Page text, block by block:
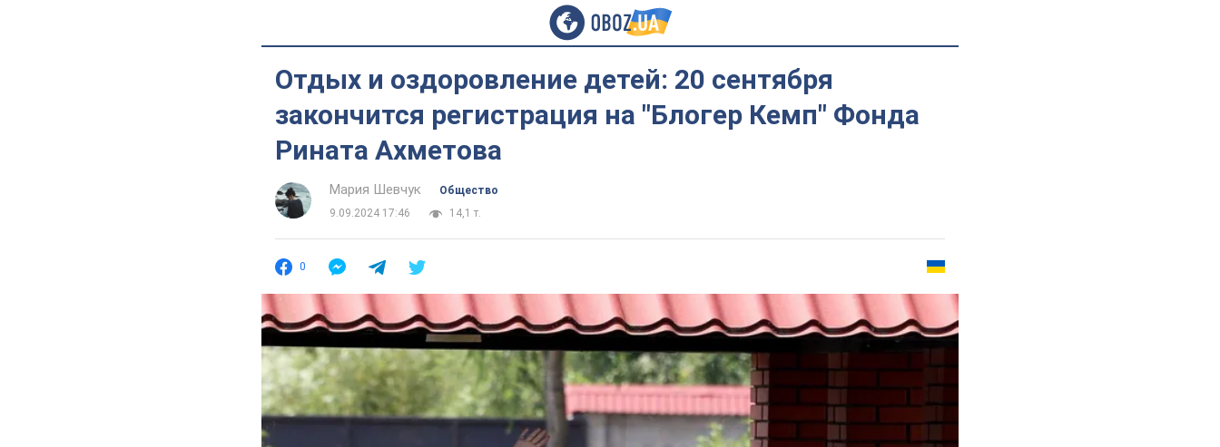
Отдых и оздоровление детей: 20 сентября
закончится регистрация на "Блогер Кемп" Фонда
Рината Ахметова
Мария Шевчук
Общество
9.09.2024 17:46
14,1 т.
0